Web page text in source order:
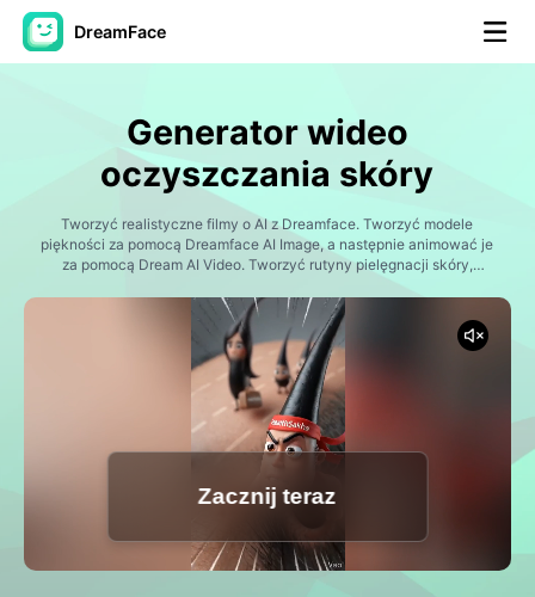
DreamFace
Avatar Video
AI Video
Zdjęcie ▼
Zobacz wszystkie narzędzia
Avatar Video
▼
Generator wideo
oczyszczania skóry
Tworzyć realistyczne filmy o AI z Dreamface. Tworzyć modele
piękności za pomocą Dreamface AI Image, a następnie animować je
za pomocą Dream AI Video. Tworzyć rutyny pielęgnacji skóry,
leczenia trądziku, doświadczenia spa, treści w stylu
dermatologicznym, prezentacje produktów, filmy oczekiwania i
wirusowe treści pielęgnacji skóry. Idealne dla marek
kosmetycznych, influencerów, twórców spa, klinik i marketerów w
mediach społecznościowych, którzy chcą tworzyć profesjonalne
filmy piękności.
Zacznij teraz